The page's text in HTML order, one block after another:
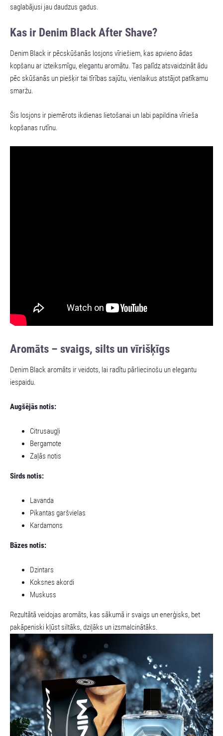
saglabājusi jau daudzus gadus.
Kas ir Denim Black After Shave?
Denim Black ir pēcskūšanās losjons vīriešiem, kas apvieno ādas
kopšanu ar izteiksmīgu, elegantu aromātu. Tas palīdz atsvaidzināt ādu
pēc skūšanās un piešķir tai tīrības sajūtu, vienlaikus atstājot patīkamu
smaržu.
Šis losjons ir piemērots ikdienas lietošanai un labi papildina vīrieša
kopšanas rutīnu.
Aromāts – svaigs, silts un vīrišķīgs
Denim Black aromāts ir veidots, lai radītu pārliecinošu un elegantu
iespaidu.
Augšējās notis:
Citrusaugļi
Bergamote
Zaļās notis
Sirds notis:
Lavanda
Pikantas garšvielas
Kardamons
Bāzes notis:
Dzintars
Koksnes akordi
Muskuss
Rezultātā veidojas aromāts, kas sākumā ir svaigs un enerģisks, bet
pakāpeniski kļūst siltāks, dziļāks un izsmalcinātāks.